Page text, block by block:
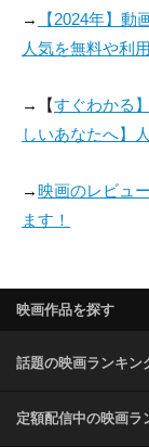
→
【2024年】動
人気を無料や利
→【すぐわかる
しいあなたへ】
→映画のレビュ
ます！
映画作品を探す
話題の映画ランキン
定額配信中の映画ラ